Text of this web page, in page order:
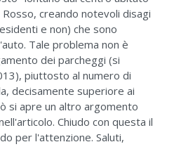
creando notevoli disagi
e non) che sono
Tale problema non è
dei parcheggi (si
piuttosto al numero di
decisamente superiore ai
si apre un altro argomento
Chiudo con questa il
per l'attenzione. Saluti,